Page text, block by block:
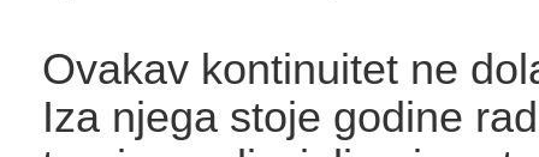
Ovakav kontinuitet ne
Iza njega stoje godine